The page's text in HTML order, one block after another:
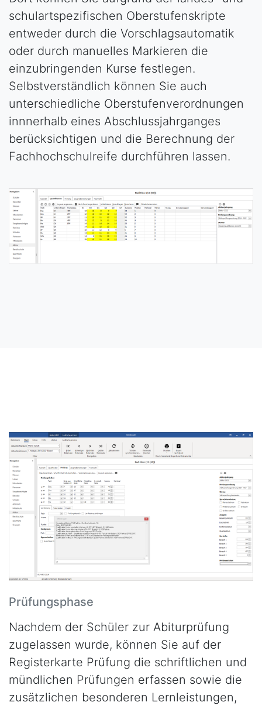
schulartspezifischen Oberstufenskripte
entweder durch die Vorschlagsautomatik
oder durch manuelles Markieren die
einzubringenden Kurse festlegen.
Selbstverständlich können Sie auch
unterschiedliche Oberstufenverordnungen
innnerhalb eines Abschlussjahrganges
berücksichtigen und die Berechnung der
Fachhochschulreife durchführen lassen.
Prüfungsphase
Nachdem der Schüler zur Abiturprüfung
zugelassen wurde, können Sie auf der
Registerkarte Prüfung die schriftlichen und
mündlichen Prüfungen erfassen sowie die
zusätzlichen besonderen Lernleistungen,